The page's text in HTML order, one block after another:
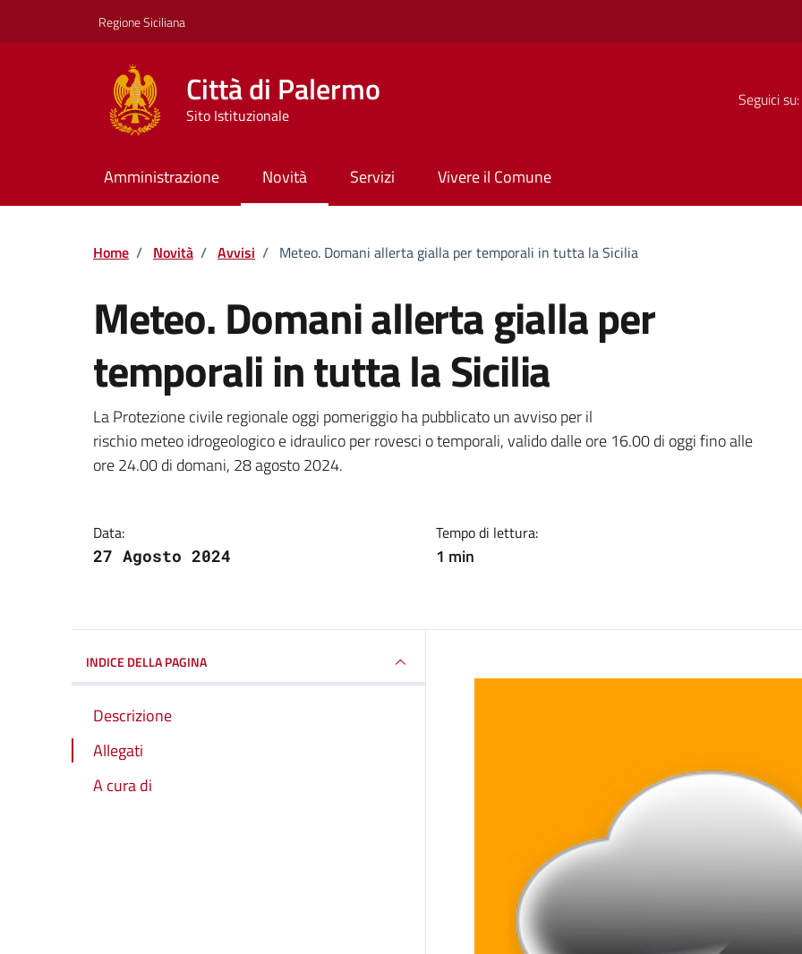
Regione Siciliana
Città di Palermo
Sito Istituzionale
Seguici su:
Amministrazione Novità Servizi Vivere il Comune
Home / Novità / Avvisi / Meteo. Domani allerta gialla per temporali in tutta la Sicilia
Meteo. Domani allerta gialla per
temporali in tutta la Sicilia
Dettagli della notizia
La Protezione civile regionale oggi pomeriggio ha pubblicato un avviso per il
rischio meteo idrogeologico e idraulico per rovesci o temporali, valido dalle ore 16.00 di oggi fino alle
ore 24.00 di domani, 28 agosto 2024.
Data:
27 Agosto 2024
Tempo di lettura:
1 min
INDICE DELLA PAGINA
Descrizione
Allegati
A cura di